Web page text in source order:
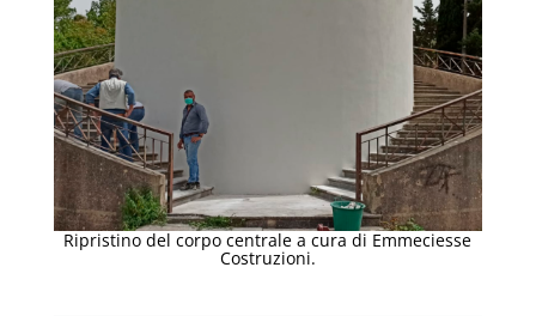
Ripristino del corpo centrale a cura di Emmeciesse
Costruzioni.